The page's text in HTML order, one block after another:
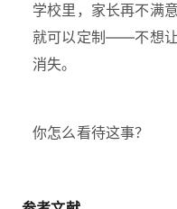
学校里，家长再不满
就可以定制——不想让
消失。
你怎么看待这事？